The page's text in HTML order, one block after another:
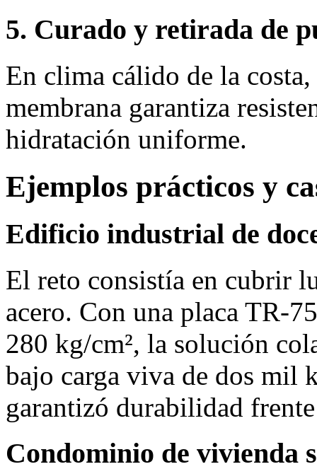
5. Curado y retirada de
En clima cálido de la
membrana garantiza
hidratación uniforme.
Ejemplos prácticos y
Edificio industrial de
El reto consistía en cubrir
acero. Con una placa
280 kg/cm², la solución
bajo carga viva de dos mil
garantizó durabilidad
Condominio de vivienda